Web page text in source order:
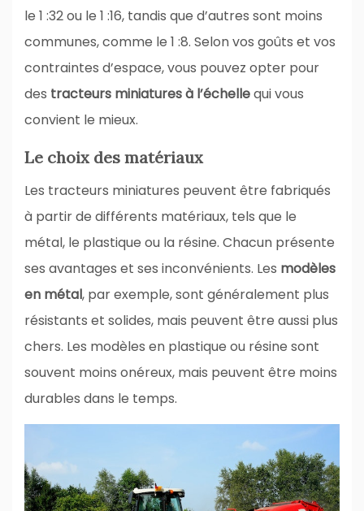
le 1 :32 ou le 1 :16, tandis que d’autres sont moins
communes, comme le 1 :8. Selon vos goûts et vos
contraintes d’espace, vous pouvez opter pour
des tracteurs miniatures à l’échellequi vous
convient le mieux.
Le choix des matériaux
Les tracteurs miniatures peuvent être fabriqués
à partir de différents matériaux, tels que le
métal, le plastique ou la résine. Chacun présente
ses avantages et ses inconvénients. Les modèles
en métal, par exemple, sont généralement plus
résistants et solides, mais peuvent être aussi plus
chers. Les modèles en plastique ou résine sont
souvent moins onéreux, mais peuvent être moins
durables dans le temps.